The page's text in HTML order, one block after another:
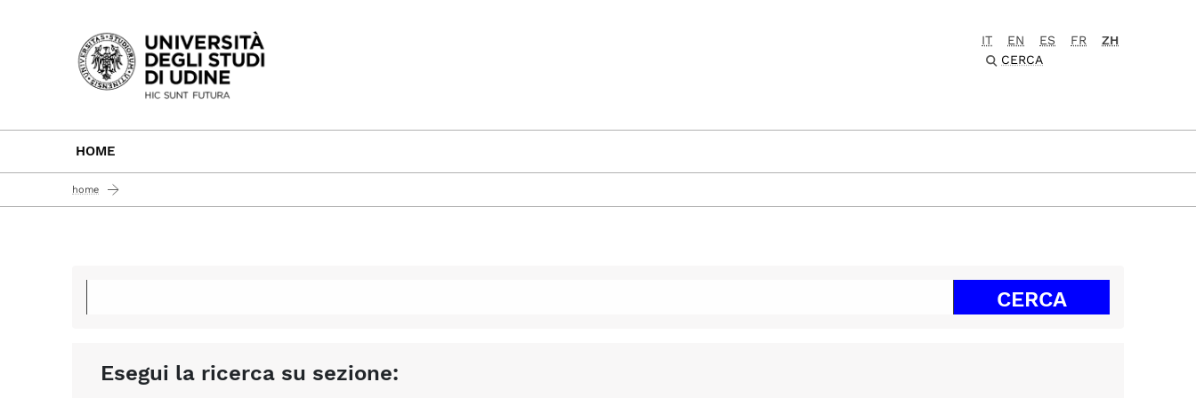
Passa al contenuto principale
IT EN ES FR
ZH
CERCA
HOME
home
Esegui la ricerca su sezione: